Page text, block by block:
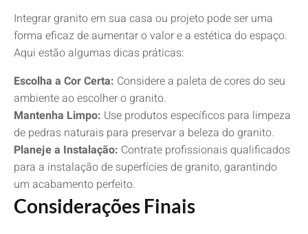
Integrar granito em sua casa ou projeto pode ser uma
forma eficaz de aumentar o valor e a estética do espaço.
Aqui estão algumas dicas práticas:
Escolha a Cor Certa: Considere a paleta de cores do seu
ambiente ao escolher o granito.
Mantenha Limpo: Use produtos específicos para limpeza
de pedras naturais para preservar a beleza do granito.
Planeje a Instalação: Contrate profissionais qualificados
para a instalação de superfícies de granito, garantindo
um acabamento perfeito.
Considerações Finais